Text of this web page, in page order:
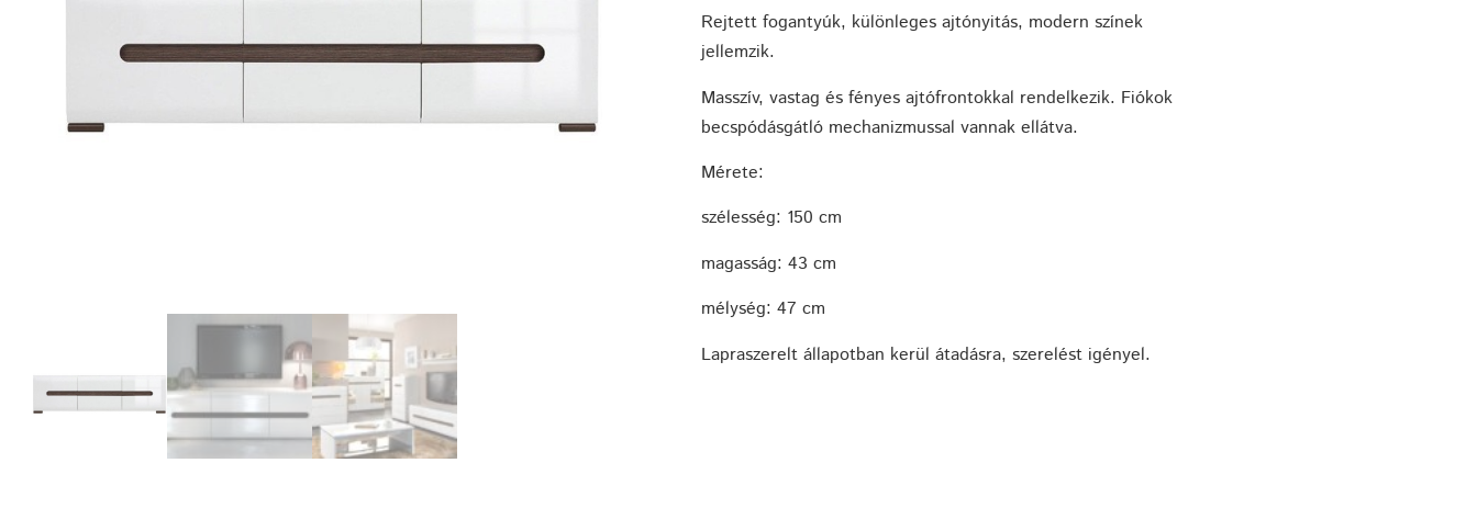
Rejtett fogantyúk, különleges ajtónyitás, modern színek
jellemzik.
Masszív, vastag és fényes ajtófrontokkal rendelkezik. Fiókok
becspódásgátló mechanizmussal vannak ellátva.
Mérete:
szélesség: 150 cm
magasság: 43 cm
mélység: 47 cm
Lapraszerelt állapotban kerül átadásra, szerelést igényel.